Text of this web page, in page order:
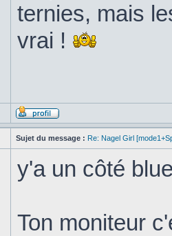
ternies, mais
vrai !
Sujet du message : Re: Nagel Girl
y'a un côté
Ton moniteur